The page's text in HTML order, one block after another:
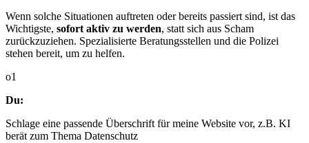
Wenn solche Situationen auftreten oder bereits passiert sind, ist das
Wichtigste, sofort aktiv zu werden, statt sich aus Scham
zurückzuziehen. Spezialisierte Beratungsstellen und die Polizei
stehen bereit, um zu helfen.
o1
Du:
Schlage eine passende Überschrift für meine Website vor, z.B. KI
berät zum Thema Datenschutz